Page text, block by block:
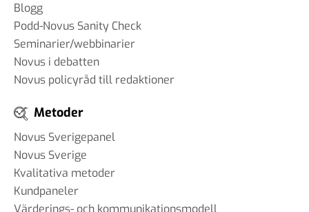
Blogg
Podd-Novus Sanity Check
Seminarier/webbinarier
Novus i debatten
Novus policyråd till redaktioner
Metoder
Novus Sverigepanel
Novus Sverige
Kvalitativa metoder
Kundpaneler
Värderings- och kommunikationsmodell